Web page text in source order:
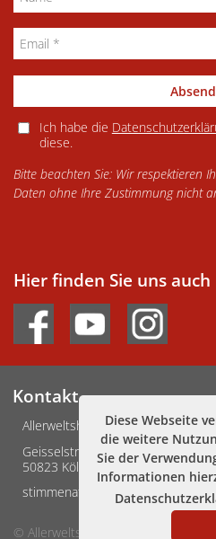
Diese Webseite
die weitere
Sie der
Informationen
Ich habe die
diese.
Bitte beachten Sie: Wir respektieren
Daten ohne Ihre Zustimmung nicht
Hier finden Sie uns auch
Kontakt
Allerweltshaus Köln e.V.
Geisselstraße 3-5
50823 Köln
stimmenafrikas@allerweltshaus.de
© Allerweltshaus Köln